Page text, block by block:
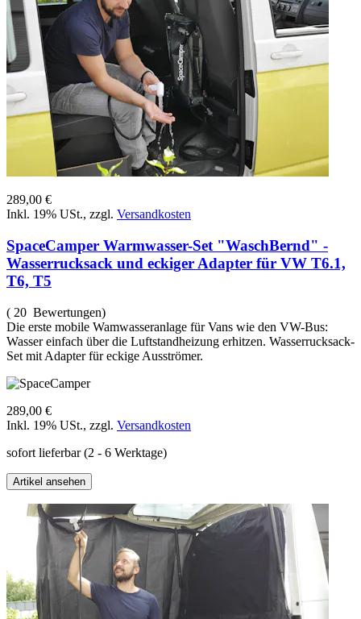
289,00 €
Inkl. 19% USt., zzgl. Versandkosten
SpaceCamper Warmwasser-Set "WaschBernd" -
Wasserrucksack und eckiger Adapter für VW T6.1,
T6, T5
( 20 Bewertungen)
Die erste mobile Wamwasseranlage für Vans wie den VW-Bus:
Wasser einfach über die Luftstandheizung erhitzen. Wasserrucksack-
Set mit Adapter für eckige Ausströmer.
289,00 €
Inkl. 19% USt., zzgl. Versandkosten
sofort lieferbar(2 - 6 Werktage)
Artikel ansehen